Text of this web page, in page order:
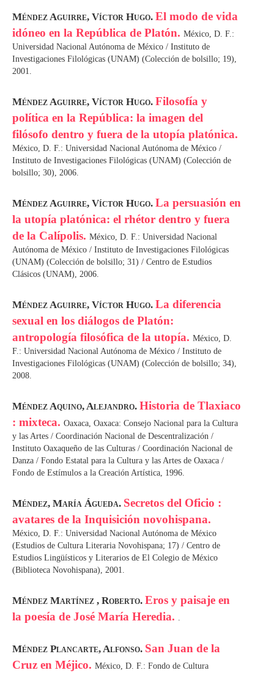
Méndez Aguirre, Víctor Hugo. El modo de vida
idóneo en la República de Platón. México, D. F.:
Universidad Nacional Autónoma de México / Instituto de
Investigaciones Filológicas (UNAM) (Colección de bolsillo; 19),
2001.
Méndez Aguirre, Víctor Hugo. Filosofía y
política en la República: la imagen del
filósofo dentro y fuera de la utopía platónica.
México, D. F.: Universidad Nacional Autónoma de México /
Instituto de Investigaciones Filológicas (UNAM) (Colección de
bolsillo; 30), 2006.
Méndez Aguirre, Víctor Hugo. La persuasión en
la utopía platónica: el rhétor dentro y fuera
de la Calípolis. México, D. F.: Universidad Nacional
Autónoma de México / Instituto de Investigaciones Filológicas
(UNAM) (Colección de bolsillo; 31) / Centro de Estudios
Clásicos (UNAM), 2006.
Méndez Aguirre, Víctor Hugo. La diferencia
sexual en los diálogos de Platón:
antropología filosófica de la utopía. México, D.
F.: Universidad Nacional Autónoma de México / Instituto de
Investigaciones Filológicas (UNAM) (Colección de bolsillo; 34),
2008.
Méndez Aquino, Alejandro. Historia de Tlaxiaco
: mixteca. Oaxaca, Oaxaca: Consejo Nacional para la Cultura
y las Artes / Coordinación Nacional de Descentralización /
Instituto Oaxaqueño de las Culturas / Coordinación Nacional de
Danza / Fondo Estatal para la Cultura y las Artes de Oaxaca /
Fondo de Estímulos a la Creación Artística, 1996.
Méndez, María Águeda. Secretos del Oficio :
avatares de la Inquisición novohispana.
México, D. F.: Universidad Nacional Autónoma de México
(Estudios de Cultura Literaria Novohispana; 17) / Centro de
Estudios Lingüísticos y Literarios de El Colegio de México
(Biblioteca Novohispana), 2001.
Méndez Martínez , Roberto. Eros y paisaje en
la poesía de José María Heredia.
Méndez Plancarte, Alfonso. San Juan de la
Cruz en Méjico. México, D. F.: Fondo de Cultura